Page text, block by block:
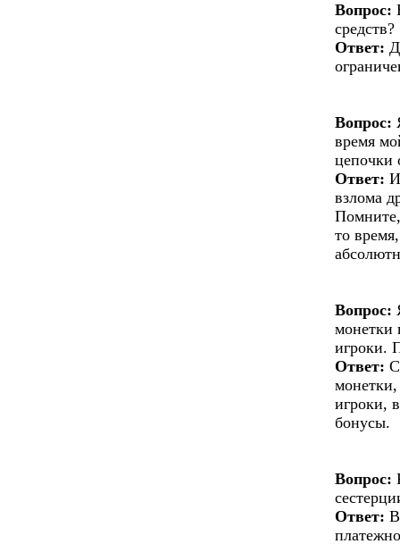
Вопрос:
средств?
Ответ:
Вопрос:
время
цепочки
Ответ:
взлома
то
Вопрос:
монетки
игроки.
Ответ:
монетки,
игроки,
бонусы.
Вопрос:
Ответ: